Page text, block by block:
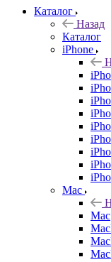
Каталог
Назад
Каталог
iPhone
Mac
Mac